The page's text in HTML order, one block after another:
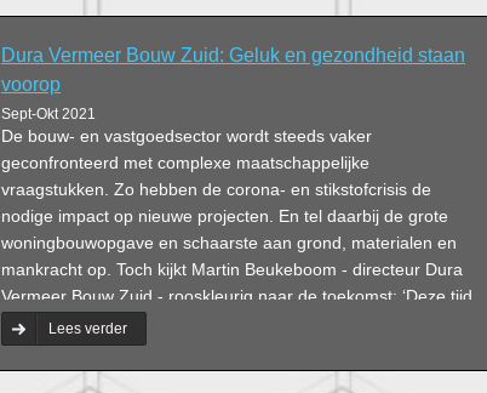
Dura Vermeer Bouw Zuid: Geluk en gezondheid staan
voorop
Sept-Okt 2021
De bouw- en vastgoedsector wordt steeds vaker
geconfronteerd met complexe maatschappelijke
vraagstukken. Zo hebben de corona- en stikstofcrisis de
nodige impact op nieuwe projecten. En tel daarbij de grote
woningbouwopgave en schaarste aan grond, materialen en
mankracht op. Toch kijkt Martin Beukeboom - directeur Dura
Vermeer Bouw Zuid - rooskleurig naar de toekomst: ‘Deze tijd
biedt volop uitdagingen, maar ook veel nieuwe kansen om
efficiënter, klantgerichter en vooral duurzamer te werken.’
Lees verder